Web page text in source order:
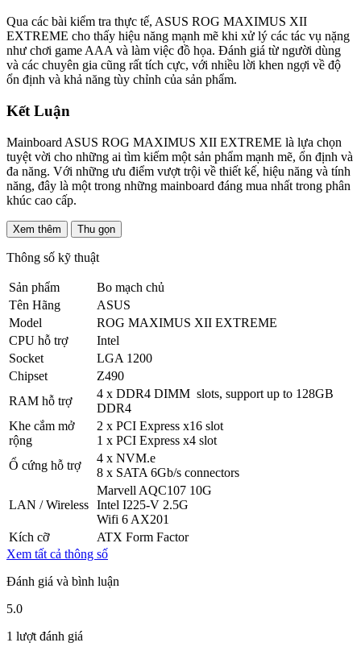
Qua các bài kiểm tra thực tế, ASUS ROG MAXIMUS XII
EXTREME cho thấy hiệu năng mạnh mẽ khi xử lý các tác vụ nặng
như chơi game AAA và làm việc đồ họa. Đánh giá từ người dùng
và các chuyên gia cũng rất tích cực, với nhiều lời khen ngợi về độ
ổn định và khả năng tùy chỉnh của sản phẩm.
Kết Luận
Mainboard ASUS ROG MAXIMUS XII EXTREME là lựa chọn
tuyệt vời cho những ai tìm kiếm một sản phẩm mạnh mẽ, ổn định và
đa năng. Với những ưu điểm vượt trội về thiết kế, hiệu năng và tính
năng, đây là một trong những mainboard đáng mua nhất trong phân
khúc cao cấp.
Xem thêm Thu gọn
Thông số kỹ thuật
Sản phẩm
Bo mạch chủ
Tên Hãng
ASUS
Model
ROG MAXIMUS XII EXTREME
CPU hỗ trợ
Intel
Socket
LGA 1200
Chipset
Z490
RAM hỗ trợ
4 x DDR4 DIMM slots, support up to 128GB
DDR4
Khe cắm mở
rộng
2 x PCI Express x16 slot
1 x PCI Express x4 slot
Ổ cứng hỗ trợ
4 x NVM.e
8 x SATA 6Gb/s connectors
LAN / Wireless
Marvell AQC107 10G
Intel I225-V 2.5G
Wifi 6 AX201
Kích cỡ
ATX Form Factor
Xem tất cả thông số
Đánh giá và bình luận
5.0
1 lượt đánh giá